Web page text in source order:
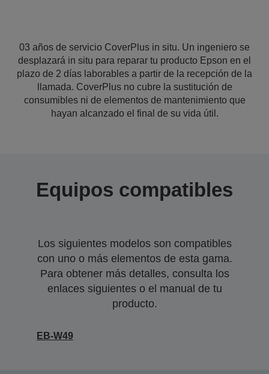
03 años de servicio CoverPlus in situ. Un ingeniero se
desplazará in situ para reparar tu producto Epson en el
plazo de 2 días laborables a partir de la recepción de la
llamada. CoverPlus no cubre la sustitución de
consumibles ni de elementos de mantenimiento que
hayan alcanzado el final de su vida útil.
Equipos compatibles
Los siguientes modelos son compatibles
con uno o más elementos de esta gama.
Para obtener más detalles, consulta los
enlaces siguientes o el manual de tu
producto.
EB-W49